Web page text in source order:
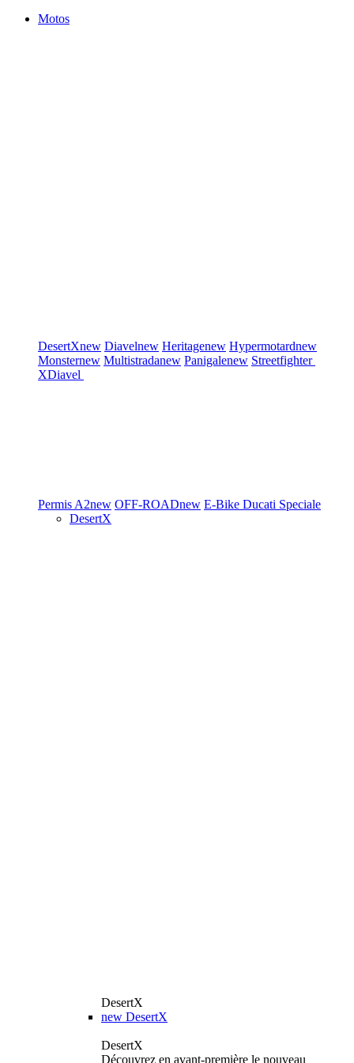
Motos
DesertXnew Diavelnew Heritagenew Hypermotardnew
Monsternew Multistradanew Panigalenew Streetfighter
XDiavel
Permis A2new OFF-ROADnew E-Bike Ducati Speciale
DesertX
DesertX
new DesertX
DesertX
Découvrez en avant-première le nouveau